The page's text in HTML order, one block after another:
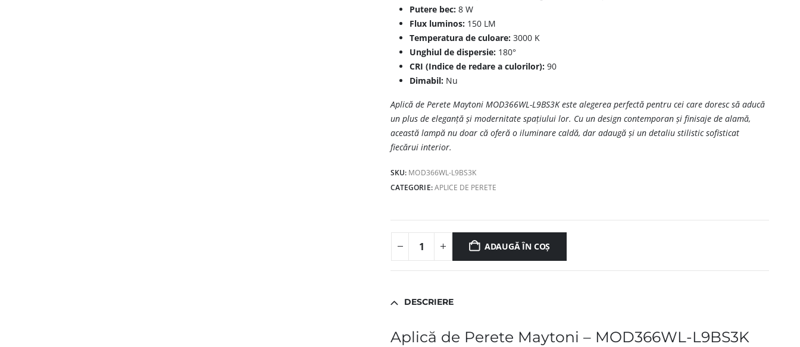
Putere bec: 8 W
Flux luminos: 150 LM
Temperatura de culoare: 3000 K
Unghiul de dispersie: 180°
CRI (Indice de redare a culorilor): 90
Dimabil: Nu
Aplică de Perete Maytoni MOD366WL-L9BS3K este alegerea perfectă pentru cei care doresc să aducă
un plus de eleganță și modernitate spațiului lor. Cu un design contemporan și finisaje de alamă,
această lampă nu doar că oferă o iluminare caldă, dar adaugă și un detaliu stilistic sofisticat
fiecărui interior.
SKU: MOD366WL-L9BS3K
CATEGORIE:APLICE DE PERETE
ADAUGĂ ÎN COȘ
DESCRIERE
Aplică de Perete Maytoni – MOD366WL-L9BS3K